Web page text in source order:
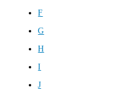
F
G
H
I
J